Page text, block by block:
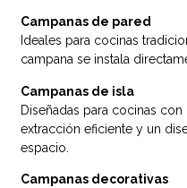
Campanas de pared
Ideales para cocinas
campana se instala
Campanas de isla
Diseñadas para cocinas
extracción eficiente y un
espacio.
Campanas decorativas